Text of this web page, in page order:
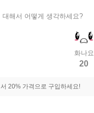
대해서 어떻게 생각하세요?
화나요
20
20% 가격으로 구입하세요!